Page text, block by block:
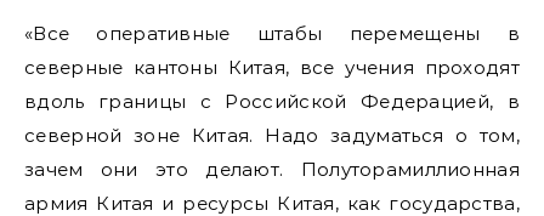
«Все оперативные штабы перемещены в
северные кантоны Китая, все учения проходят
вдоль границы с Российской Федерацией, в
северной зоне Китая. Надо задуматься о том,
зачем они это делают. Полуторамиллионная
армия Китая и ресурсы Китая, как государства,